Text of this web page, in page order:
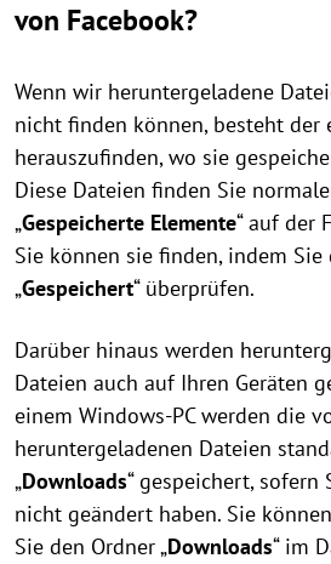
von Facebook?
Wenn wir heruntergeladene
nicht finden können, besteht der
herauszufinden, wo sie
Diese Dateien finden Sie
„Gespeicherte Elemente“ auf der
Sie können sie finden, indem Sie
„Gespeichert“ überprüfen.
Darüber hinaus werden
Dateien auch auf Ihren Geräten
einem Windows-PC werden die
heruntergeladenen Dateien
„Downloads“ gespeichert, sofern
nicht geändert haben. Sie
Sie den Ordner „Downloads“ im